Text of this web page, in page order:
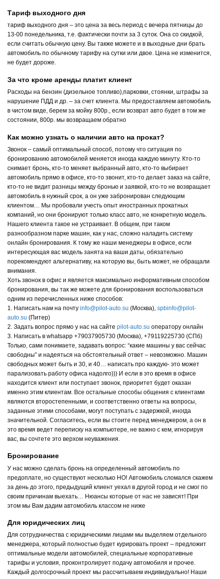
Тариф выходного дня
тариф выходного дня – это цена за весь период с вечера пятницы до
13-00 понедельника, т.е. фактически почти за 3 суток. Она со скидкой,
если считать обычную цену. Вы также можете и в выходные дни брать
автомобиль по обычному тарифу на сутки или двое. Цена не изменится,
не будет дороже.
За что кроме аренды платит клиент
Расходы на бензин (дизельное топливо),парковки, стоянки, штрафы за
нарушение ПДД и др. – за счет клиента. Мы предоставляем автомобиль
в чистом виде, берем за мойку 800р., если возврат авто будет в том же
состоянии, 800р. мы возвращаем обратно
Как можно узнать о наличии авто на прокат?
Звонок – самый оптимальный способ, потому что ситуация по
бронированию автомобилей меняется иногда каждую минуту. Кто-то
снимает бронь, кто-то меняет выбранный авто, кто-то выбирает
автомобиль прямо в офисе, кто-то звонит, кто-то делает заказ на сайте,
кто-то не видит разницы между бронью и заявкой, кто-то не возвращает
автомобиль в нужный срок, а он уже забронирован следующим
клиентом… Мы пробовали учесть опыт иностранных прокатных
компаний, но они бронируют только класс авто, не конкретную модель.
Нашего клиента такое не устраивает. В общем, при таком
разнообразном парке машин, как у нас, сложно наладить систему
онлайн бронирования. К тому же наши менеджеры в офисе, если
интересующая вас модель занята на ваши даты, обязательно
порекомендуют альтернативу, на которую вы, быть может, не обращали
внимания.
Хоть звонок в офис и является максимально информативным способом
бронирования, вы так же можете для бронирования воспользоваться
одним из перечисленных ниже способов:
1. Написать нам на почту info@pilot-auto.su (Москва), spbinfo@pilot-
auto.su (Питер)
2. Задать вопрос прямо у нас на сайте pilot-auto.su оператору онлайн
3. Написать в whatsapp +79037905730 (Москва), +79119225730 (СПб)
Только, сами понимаете, задавать вопрос: “какие машины у вас сейчас
свободны” и надеяться на обстоятельный ответ – невозможно. Машин
свободных может быть и 30, и 40… написать про каждую- это может
парализовать работу офиса надолго))) И если в это время в офисе
находится клиент или поступает звонок, приоритет будет оказан
именно этим клиентам. Все остальные способы общения с клиентами
являются второстепенными, и соответственно ответы на вопросы,
заданные этими способами, могут поступать с задержкой, иногда
значительной. Согласитесь, если вы стоите перед менеджером, а он в
это время ведет переписку на компьютере, не важно с кем, игнорируя
вас, вы сочтете это верхом неуважения.
Бронирование
У нас можно сделать бронь на определенный автомобиль по
предоплате, но существуют несколько НО! Автомобиль сломался скажем
за день до этого, предыдущий клиент уехал в другой город и не смог по
своим причинам выехать… Нюансы которые от нас не зависят! При
этом мы Вам дадим автомобиль классом не ниже
Для юридических лиц
Для сотрудничества с юридическими лицами мы выделяем отдельного
менеджера, который полностью будет курировать проект – предложит
оптимальные модели автомобилей, специальные корпоративные
тарифы и условия, проконтролирует подачу автомобиля и прочее.
Каждый долгосрочный проект мы рассчитываем индивидуально! Наши